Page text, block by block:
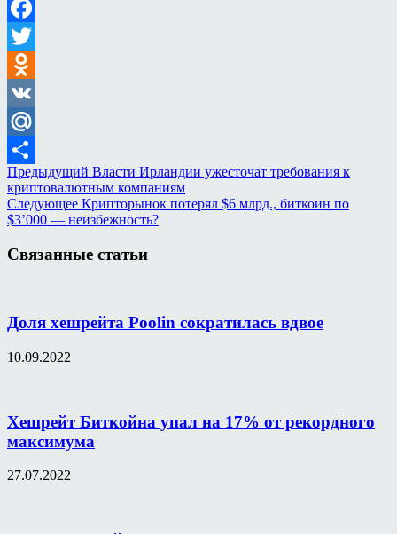
Facebook
Twitter
Odnoklassniki
VK
Mail.Ru
Отправить
Предыдущий Власти Ирландии ужесточат требования к
криптовалютным компаниям
Следующее Крипторынок потерял $6 млрд., биткоин по
$3’000 — неизбежность?
Связанные статьи
Доля хешрейта Poolin сократилась вдвое
10.09.2022
Хешрейт Биткойна упал на 17% от рекордного
максимума
27.07.2022